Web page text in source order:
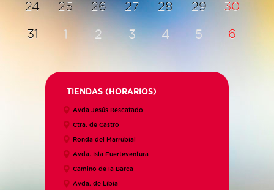
24 25 26 27 28 29 30
31 1 2 3 4 5 6
TIENDAS (HORARIOS)
Avda Jesús Rescatado
Ctra. de Castro
Ronda del Marrubial
Avda. Isla Fuerteventura
Camino de la Barca
Avda. de Libia